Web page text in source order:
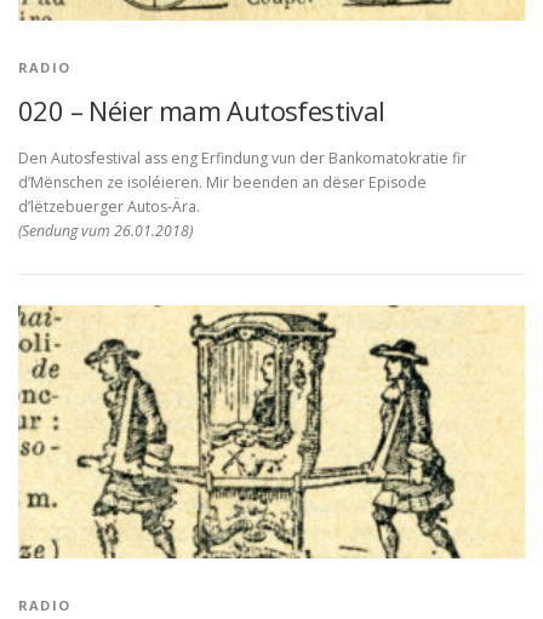
RADIO
020 – Néier mam Autosfestival
Den Autosfestival ass eng Erfindung vun der Bankomatokratie fir
d’Mënschen ze isoléieren. Mir beenden an dëser Episode
d’lëtzebuerger Autos-Ära.
(Sendung vum 26.01.2018)
RADIO